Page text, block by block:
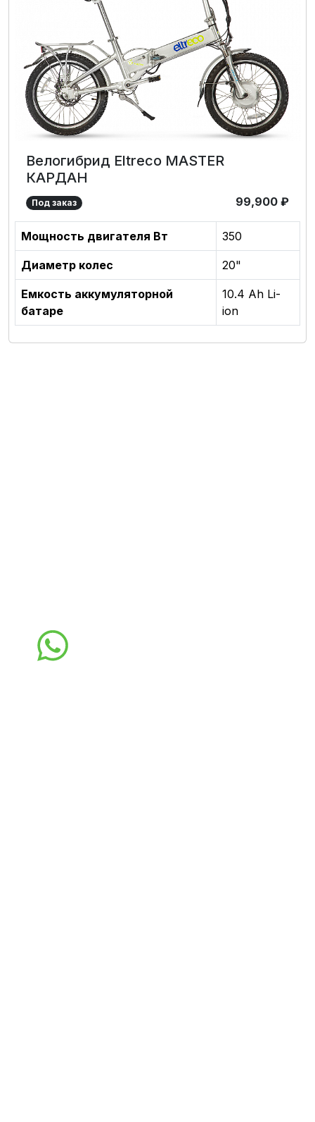
Велогибрид Eltreco MASTER
КАРДАН
Под заказ 99,900 ₽
Мощность двигателя Вт 350
Диаметр колес 20"
Емкость аккумуляторной
батаре
10.4 Ah Li-
ion